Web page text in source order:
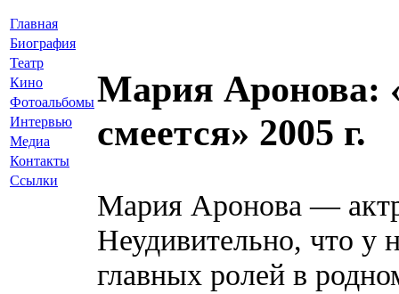
Главная
Биография
Театр
Кино
Фотоальбомы
Интервью
Медиа
Контакты
Ссылки
Мария Аронова:
смеется» 2005 г.
Мария Аронова —
Неудивительно, что у
главных ролей в